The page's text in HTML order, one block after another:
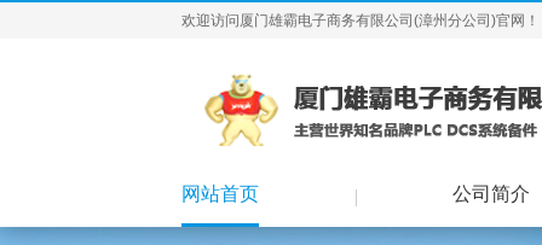
欢迎访问厦门雄霸电子商务有限公司(漳州分公司)官网！
网站首页 公司简介